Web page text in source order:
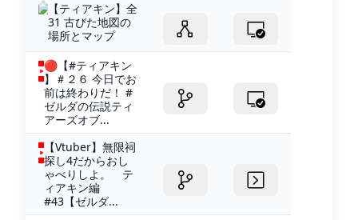
【ティアキン】全
31 古びた地図の
場所とマップ
🔴【#ティアキン
】＃２６ 今日でお
前は終わりだ！ #
ゼルダの伝説ティ
アーズオブ...
【Vtuber】無限祠
探し4だからおし
ゃべりしよ。 テ
ィアキン編
#43【ゼルダ...